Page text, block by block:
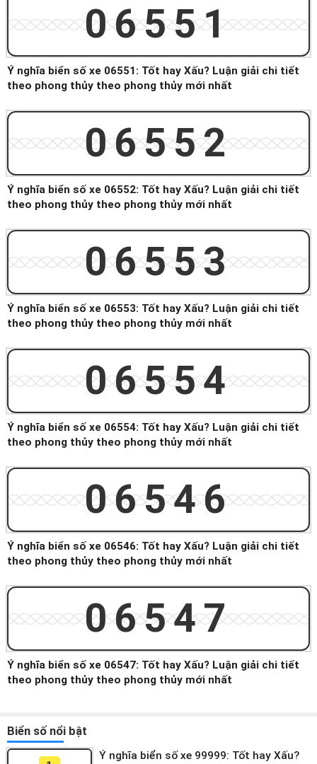
06551
Ý nghĩa biển số xe 06551: Tốt hay Xấu? Luận giải chi tiết
theo phong thủy theo phong thủy mới nhất
06552
Ý nghĩa biển số xe 06552: Tốt hay Xấu? Luận giải chi tiết
theo phong thủy theo phong thủy mới nhất
06553
Ý nghĩa biển số xe 06553: Tốt hay Xấu? Luận giải chi tiết
theo phong thủy theo phong thủy mới nhất
06554
Ý nghĩa biển số xe 06554: Tốt hay Xấu? Luận giải chi tiết
theo phong thủy theo phong thủy mới nhất
06546
Ý nghĩa biển số xe 06546: Tốt hay Xấu? Luận giải chi tiết
theo phong thủy theo phong thủy mới nhất
06547
Ý nghĩa biển số xe 06547: Tốt hay Xấu? Luận giải chi tiết
theo phong thủy theo phong thủy mới nhất
Biển số nổi bật
Ý nghĩa biển số xe 99999: Tốt hay Xấu?